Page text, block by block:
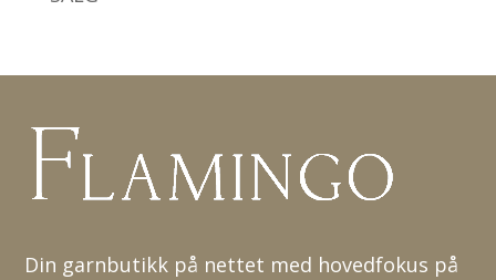
Din garnbutikk på nettet med hovedfokus på